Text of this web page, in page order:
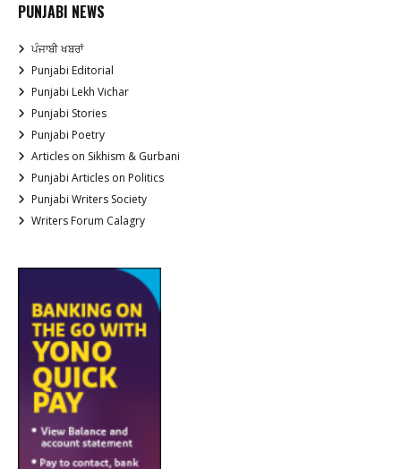
PUNJABI NEWS
ਪੰਜਾਬੀ ਖਬਰਾਂ
Punjabi Editorial
Punjabi Lekh Vichar
Punjabi Stories
Punjabi Poetry
Articles on Sikhism & Gurbani
Punjabi Articles on Politics
Punjabi Writers Society
Writers Forum Calagry